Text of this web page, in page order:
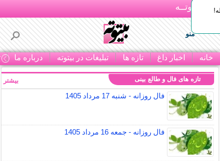
بـیتوتــه
منو
خانه اخبار داغ تازه ها تبلیغات در بیتوته درباره ما
تازه های فال و طالع بینی
فال روزانه - شنبه 17 مرداد 1405
فال روزانه - جمعه 16 مرداد 1405
بیشتر